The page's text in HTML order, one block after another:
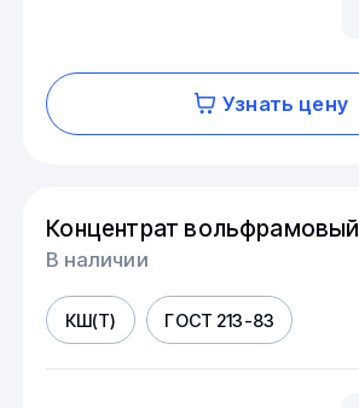
Узнать цену
Концентрат вольфрамовый
В наличии
КШ(Т) ГОСТ 213-83